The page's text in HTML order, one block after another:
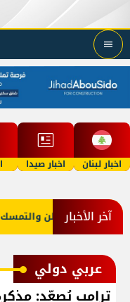
اخبار لبنان اخبار صيدا
آخر الأخبار
حب الوطن والتمسك
عربي دولي
ترامب يُصعّد: